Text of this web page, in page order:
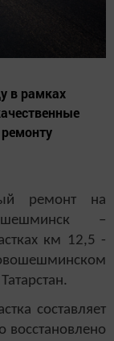
в рамках
ремонт на
–
км 12,5 -
составляет